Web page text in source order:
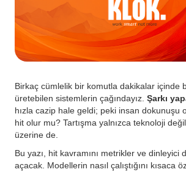
Birkaç cümlelik bir komutla dakikalar içinde
üretebilen sistemlerin çağındayız. Şarkı
hızla cazip hale geldi; peki insan dokunuşu
hit olur mu? Tartışma yalnızca teknoloji
üzerine de.
Bu yazı, hit kavramını metrikler ve dinleyici
açacak. Modellerin nasıl çalıştığını kısaca